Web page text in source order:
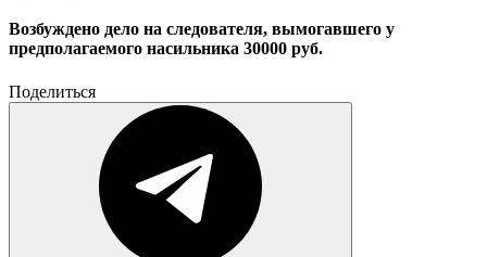
Возбуждено дело на следователя, вымогавшего у
предполагаемого насильника 30000 руб.
Поделиться